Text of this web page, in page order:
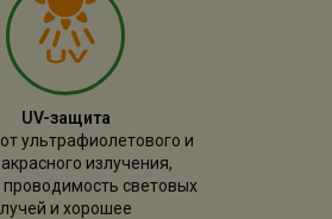
UV-защита
ультрафиолетового и
излучения,
световых
лучей и хорошее